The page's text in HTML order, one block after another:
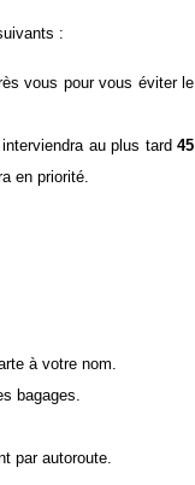
:
vous pour vous éviter le
interviendra au plus tard45
en priorité.
à votre nom.
bagages.
par autoroute.